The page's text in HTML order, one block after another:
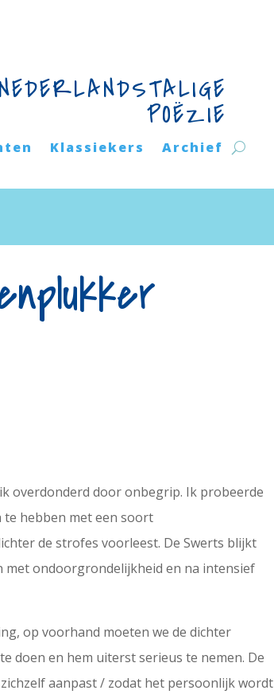
POËZIE
Klassiekers Archief
overdonderd door onbegrip. Ik probeerde
te hebben met een soort
de strofes voorleest. De Swerts blijkt
met ondoorgrondelijkheid en na intensief
op voorhand moeten we de dichter
doen en hem uiterst serieus te nemen. De
aanpast / zodat het persoonlijk wordt